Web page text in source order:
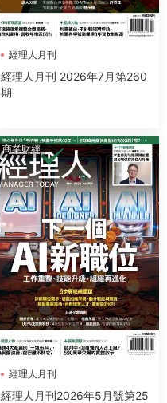
經理人月刊
經理人月刊 2026年7月第260
期
商業财經
經理人月刊
經理人月刊2026年5月號第25